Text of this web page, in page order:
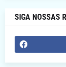
SIGA NOSSAS